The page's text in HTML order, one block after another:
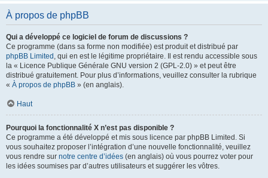
À propos de phpBB
Qui a développé ce logiciel de forum de discussions ?
Ce programme (dans sa forme non modifiée) est produit et distribué par
phpBB Limited , qui en est le légitime propriétaire. Il est rendu accessible sous
la « Licence Publique Générale GNU version 2 (GPL-2.0) » et peut être
distribué gratuitement. Pour plus d’informations, veuillez consulter la rubrique
« À propos de phpBB » (en anglais).
Haut
Pourquoi la fonctionnalité X n’est pas disponible ?
Ce programme a été développé et mis sous licence par phpBB Limited. Si
vous souhaitez proposer l’intégration d’une nouvelle fonctionnalité, veuillez
vous rendre sur notre centre d’idées (en anglais) où vous pourrez voter pour
les idées soumises par d’autres utilisateurs et suggérer les vôtres.